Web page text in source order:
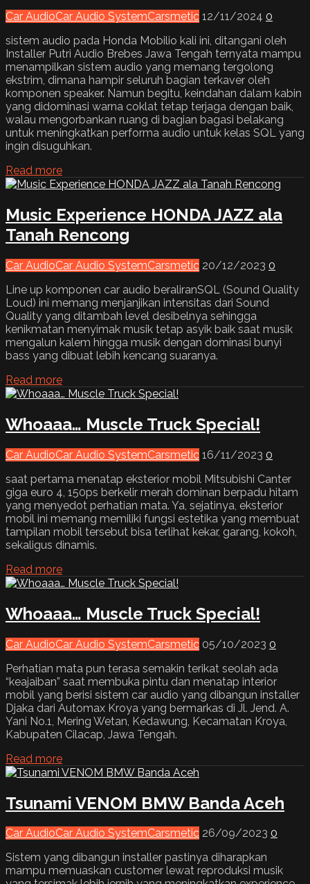
Car AudioCar Audio SystemCarsmetic 12/11/2024 0
sistem audio pada Honda Mobilio kali ini, ditangani oleh
Installer Putri Audio Brebes Jawa Tengah ternyata mampu
menampilkan sistem audio yang memang tergolong
ekstrim, dimana hampir seluruh bagian terkaver oleh
komponen speaker. Namun begitu, keindahan dalam kabin
yang didominasi warna coklat tetap terjaga dengan baik,
walau mengorbankan ruang di bagian bagasi belakang
untuk meningkatkan performa audio untuk kelas SQL yang
ingin disuguhkan.
Read more
Music Experience HONDA JAZZ ala
Tanah Rencong
Car AudioCar Audio SystemCarsmetic 20/12/2023 0
Line up komponen car audio beraliranSQL (Sound Quality
Loud) ini memang menjanjikan intensitas dari Sound
Quality yang ditambah level desibelnya sehingga
kenikmatan menyimak musik tetap asyik baik saat musik
mengalun kalem hingga musik dengan dominasi bunyi
bass yang dibuat lebih kencang suaranya.
Read more
Whoaaa… Muscle Truck Special!
Car AudioCar Audio SystemCarsmetic 16/11/2023 0
saat pertama menatap eksterior mobil Mitsubishi Canter
giga euro 4, 150ps berkelir merah dominan berpadu hitam
yang menyedot perhatian mata. Ya, sejatinya, eksterior
mobil ini memang memiliki fungsi estetika yang membuat
tampilan mobil tersebut bisa terlihat kekar, garang, kokoh,
sekaligus dinamis.
Read more
Whoaaa… Muscle Truck Special!
Car AudioCar Audio SystemCarsmetic 05/10/2023 0
Perhatian mata pun terasa semakin terikat seolah ada
“keajaiban” saat membuka pintu dan menatap interior
mobil yang berisi sistem car audio yang dibangun installer
Djaka dari Automax Kroya yang bermarkas di Jl. Jend. A.
Yani No.1, Mering Wetan, Kedawung, Kecamatan Kroya,
Kabupaten Cilacap, Jawa Tengah.
Read more
Tsunami VENOM BMW Banda Aceh
Car AudioCar Audio SystemCarsmetic 26/09/2023 0
Sistem yang dibangun installer pastinya diharapkan
mampu memuaskan customer lewat reproduksi musik